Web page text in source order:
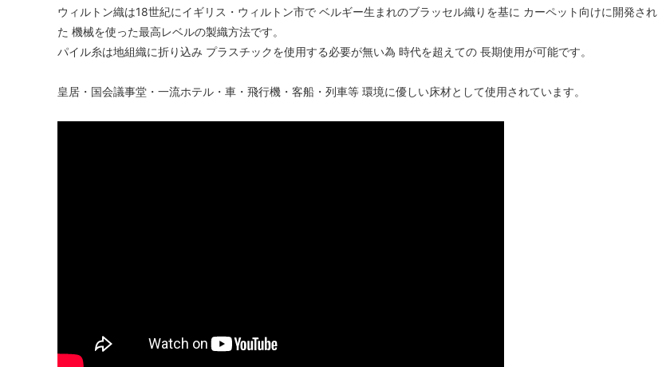
ウィルトン織は18世紀にイギリス・ウィルトン市で ベルギー生まれのブラッセル織りを基に カーペット向けに開発され
た 機械を使った最高レベルの製織方法です。
パイル糸は地組織に折り込み プラスチックを使用する必要が無い為 時代を超えての 長期使用が可能です。
皇居・国会議事堂・一流ホテル・車・飛行機・客船・列車等 環境に優しい床材として使用されています。